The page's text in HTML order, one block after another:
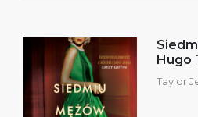
Hugo
Taylor